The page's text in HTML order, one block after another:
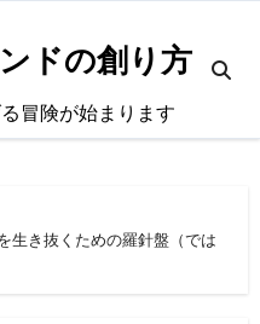
ドの創り方
冒険が始まります
生き抜くための羅針盤（では